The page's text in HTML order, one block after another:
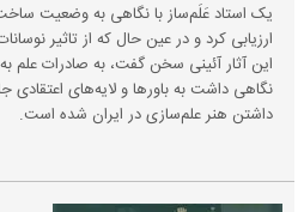
یک استاد عَلَم‌ساز با نگاهی به وضعیت ساخت
ارزیابی کرد و در عین حال که از تاثیر
این آثار آئینی سخن گفت، به صادرات علم
نگاهی داشت به باورها و لایه‌های اعتقادی
داشتن هنر علم‌سازی در ایران شده است.